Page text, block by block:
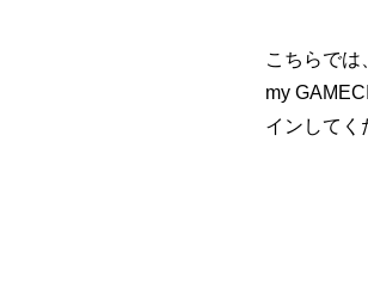
こちらでは
my
インしてく